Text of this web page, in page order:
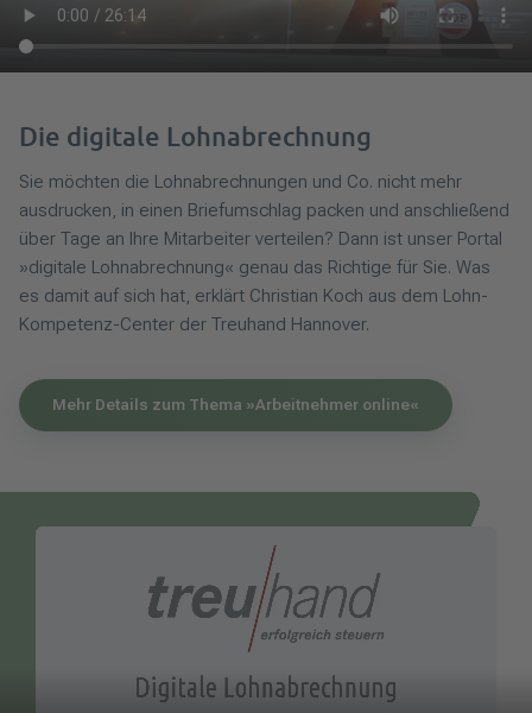
Die digitale Lohnabrechnung
Sie möchten die Lohnabrechnungen und Co. nicht mehr
ausdrucken, in einen Briefumschlag packen und anschließend
über Tage an Ihre Mitarbeiter verteilen? Dann ist unser Portal
»digitale Lohnabrechnung« genau das Richtige für Sie. Was
es damit auf sich hat, erklärt Christian Koch aus dem Lohn-
Kompetenz-Center der Treuhand Hannover.
Mehr Details zum Thema »Arbeitnehmer online«